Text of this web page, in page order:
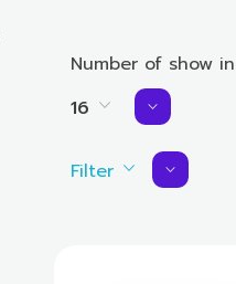
Number of show
16
Filter